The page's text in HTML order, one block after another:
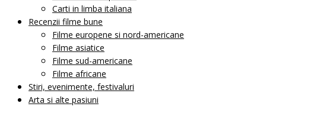
Carti in limba italiana
Recenzii filme bune
Filme europene si nord-americane
Filme asiatice
Filme sud-americane
Filme africane
Stiri, evenimente, festivaluri
Arta si alte pasiuni